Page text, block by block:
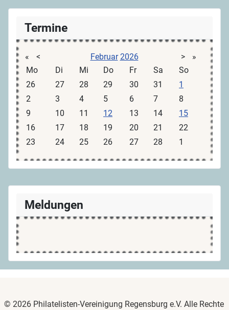
Termine
« < Februar 2026 >
»
Mo
Di Mi Do Fr Sa
So
26
27 28 29 30 31
1
2
3 4 5 6 7
8
9
10 11 12 13 14
15
16
17 18 19 20 21
22
23
24 25 26 27 28 1
Meldungen
© 2026 Philatelisten-Vereinigung Regensburg e.V. Alle Rechte